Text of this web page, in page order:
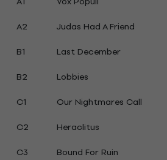
A2
Judas Had A Friend
B1
Last December
B2
Lobbies
C1
Our Nightmares Call
C2
Heraclitus
C3
Bound For Ruin